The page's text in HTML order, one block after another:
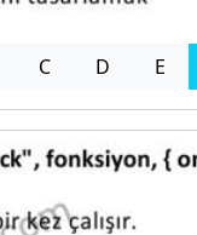
C D E